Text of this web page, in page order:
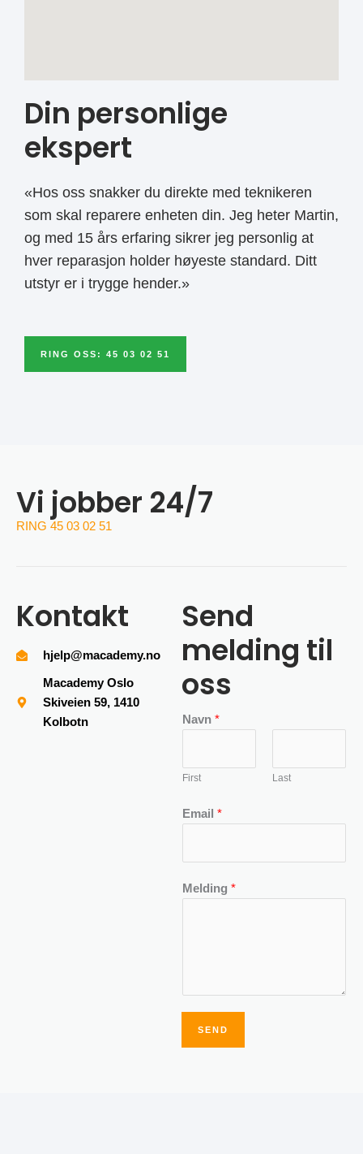
Din personlige
ekspert
«Hos oss snakker du direkte med teknikeren
som skal reparere enheten din. Jeg heter Martin,
og med 15 års erfaring sikrer jeg personlig at
hver reparasjon holder høyeste standard. Ditt
utstyr er i trygge hender.»
RING OSS: 45 03 02 51
Vi jobber 24/7
RING 45 03 02 51
Kontakt
hjelp@macademy.no
Macademy Oslo
Skiveien 59, 1410
Kolbotn
Send
melding til
oss
Navn *
First Last
Email *
Melding *
SEND